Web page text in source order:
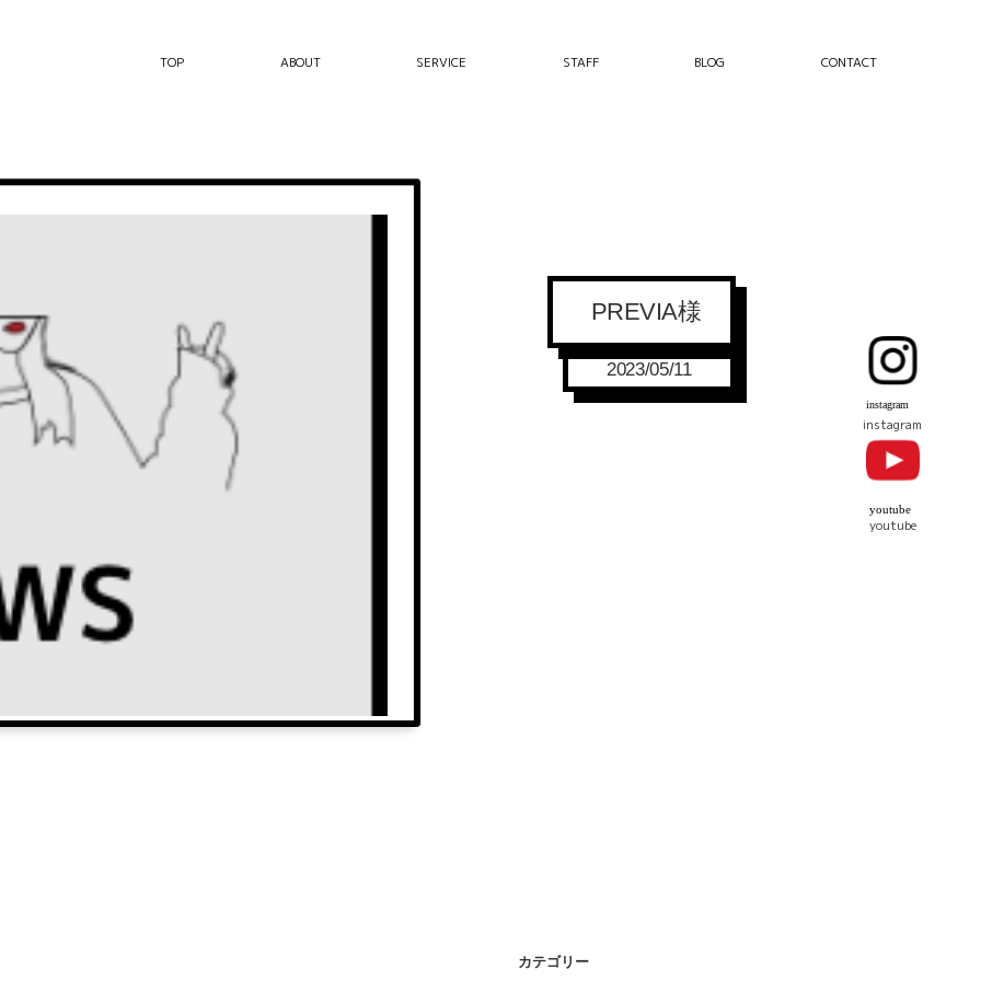
TOP ABOUT SERVICE STAFF BLOG CONTACT
PREVIA様
2023/05/11
instagram
youtube
カテゴリー